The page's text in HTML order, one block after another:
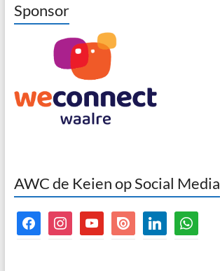
Sponsor
AWC de Keien op Social Media
facebookinstagramyoutubeissuu linkedinwhatsapp